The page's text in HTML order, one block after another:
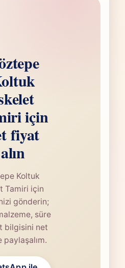
için
fiyat
alın
Koltuk
Tamiri için
gönderin;
süre
bilgisini net
paylaşalım.